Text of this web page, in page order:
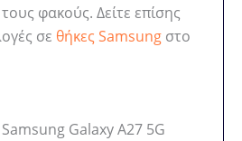
φακούς. Δείτε επίσης
σε θήκες Samsung στο
Galaxy A27 5G